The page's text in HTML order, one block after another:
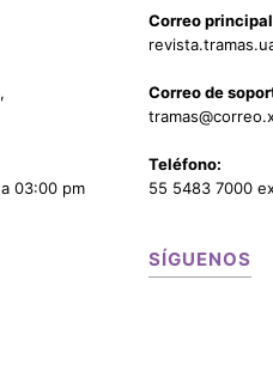
03:00 pm
Correo
Correo de
Teléfono:
55 5483 7000
SÍGUENOS